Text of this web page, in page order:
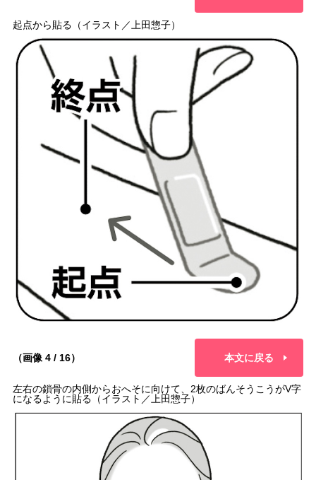
起点から貼る（イラスト／上田惣子）
（画像 4 / 16） 本文に戻る
左右の鎖骨の内側からおへそに向けて、2枚のばんそうこうがV字
になるように貼る（イラスト／上田惣子）